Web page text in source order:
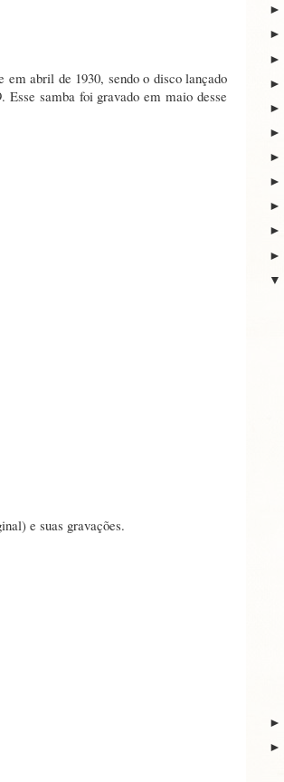
abril de 1930, sendo o disco lançado
samba foi gravado em maio desse
e suas gravações.
►
►
►
►
►
►
►
►
►
►
►
▼
►
►